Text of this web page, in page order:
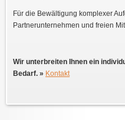
Für die Bewältigung komplexer
Partnerunternehmen und freien
Wir unterbreiten Ihnen ein
Bedarf. » Kontakt